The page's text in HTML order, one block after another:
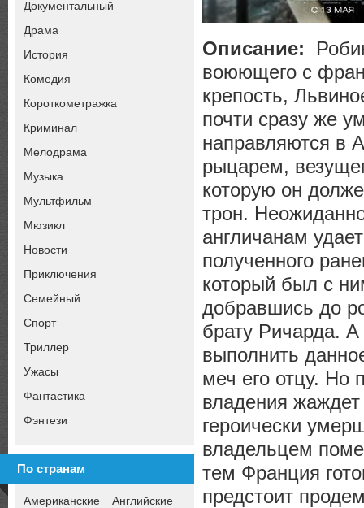
Документальный
Драма
История
Комедия
Короткометражка
Криминал
Мелодрама
Музыка
Мультфильм
Мюзикл
Новости
Приключения
Семейный
Спорт
Триллер
Ужасы
Фантастика
Фэнтези
По странам
Американские
Английские
Описание:
воюющего с
крепость,
почти сразу же
направляются в
рыцарем,
которую он
трон.
англичанам
полученного
который был с
добравшись до
брату Ричарда.
выполнить
меч его отцу. Но
владения жаждет
героически
владельцем
тем Франция
предстоит